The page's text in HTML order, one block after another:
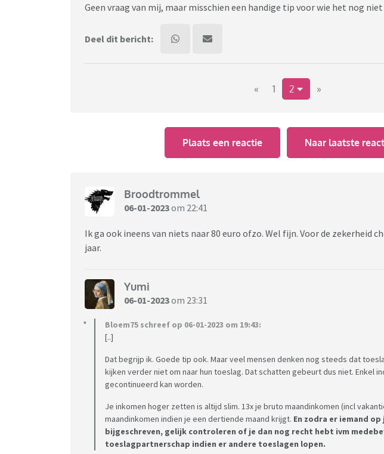
Geen vraag van mij, maar misschien een handige tip voor wie het nog
Deel dit bericht:
« 1 2 »
Plaats een reactie Naar laatste
Broodtrommel
06-01-2023om 22:41
Ik ga ook ineens van niets naar 80 euro ofzo. Wel fijn. Voor de zekerheid
jaar.
Yumi
06-01-2023om 23:31
Bloem75 schreef op 06-01-2023 om 19:43:
[..]
Dat begrijp ik. Goede tip ook. Maar veel mensen denken nog steeds dat
kijken verder niet om naar hun toeslag. Dat schatten gebeurt dus niet. Enkel
gecontinueerd kan worden.
Je inkomen hoger zetten is altijd slim. 13x je bruto maandinkomen (incl
maandinkomen indien je een dertiende maand krijgt. En zodra er iemand
bijgeschreven, gelijk controleren of je dan nog recht hebt ivm
toeslagpartnerschap indien er andere toeslagen lopen.